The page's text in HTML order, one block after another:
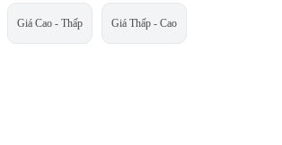
Giá Cao - Thấp Giá Thấp - Cao